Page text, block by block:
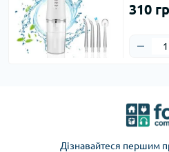
310
Дізнавайтеся першим